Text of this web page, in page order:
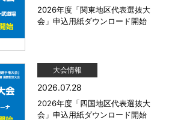
2026年度「関東地区代表選抜大
会」申込用紙ダウンロード開始
大会情報
2026.07.28
2026年度「四国地区代表選抜大
会」申込用紙ダウンロード開始